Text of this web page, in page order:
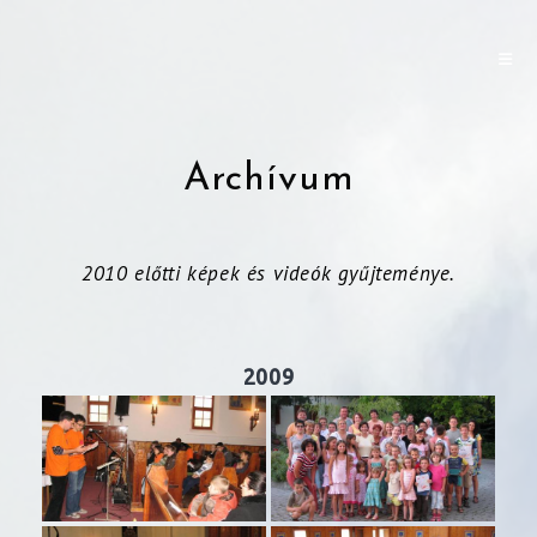
Archívum
2010 előtti képek és videók gyűjteménye.
2009